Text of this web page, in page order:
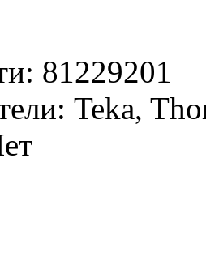
81229201
Teka,